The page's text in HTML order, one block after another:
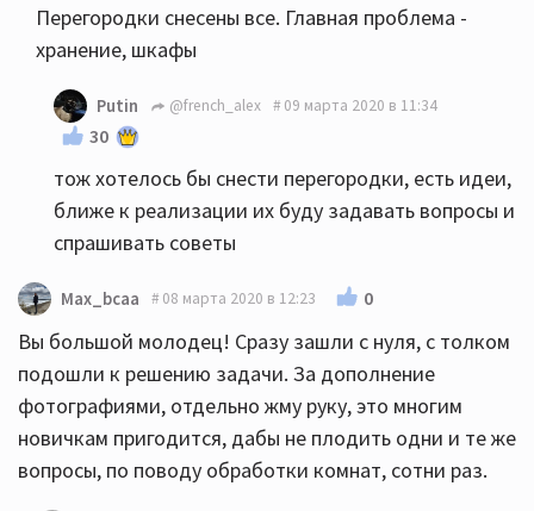
Перегородки снесены все. Главная проблема -
хранение, шкафы
Putin @french_alex 09 марта 2020 в 11:34
30
тож хотелось бы снести перегородки, есть идеи,
ближе к реализации их буду задавать вопросы и
спрашивать советы
Max_bcaa 08 марта 2020 в 12:23 0
Вы большой молодец! Сразу зашли с нуля, с толком
подошли к решению задачи. За дополнение
фотографиями, отдельно жму руку, это многим
новичкам пригодится, дабы не плодить одни и те же
вопросы, по поводу обработки комнат, сотни раз.